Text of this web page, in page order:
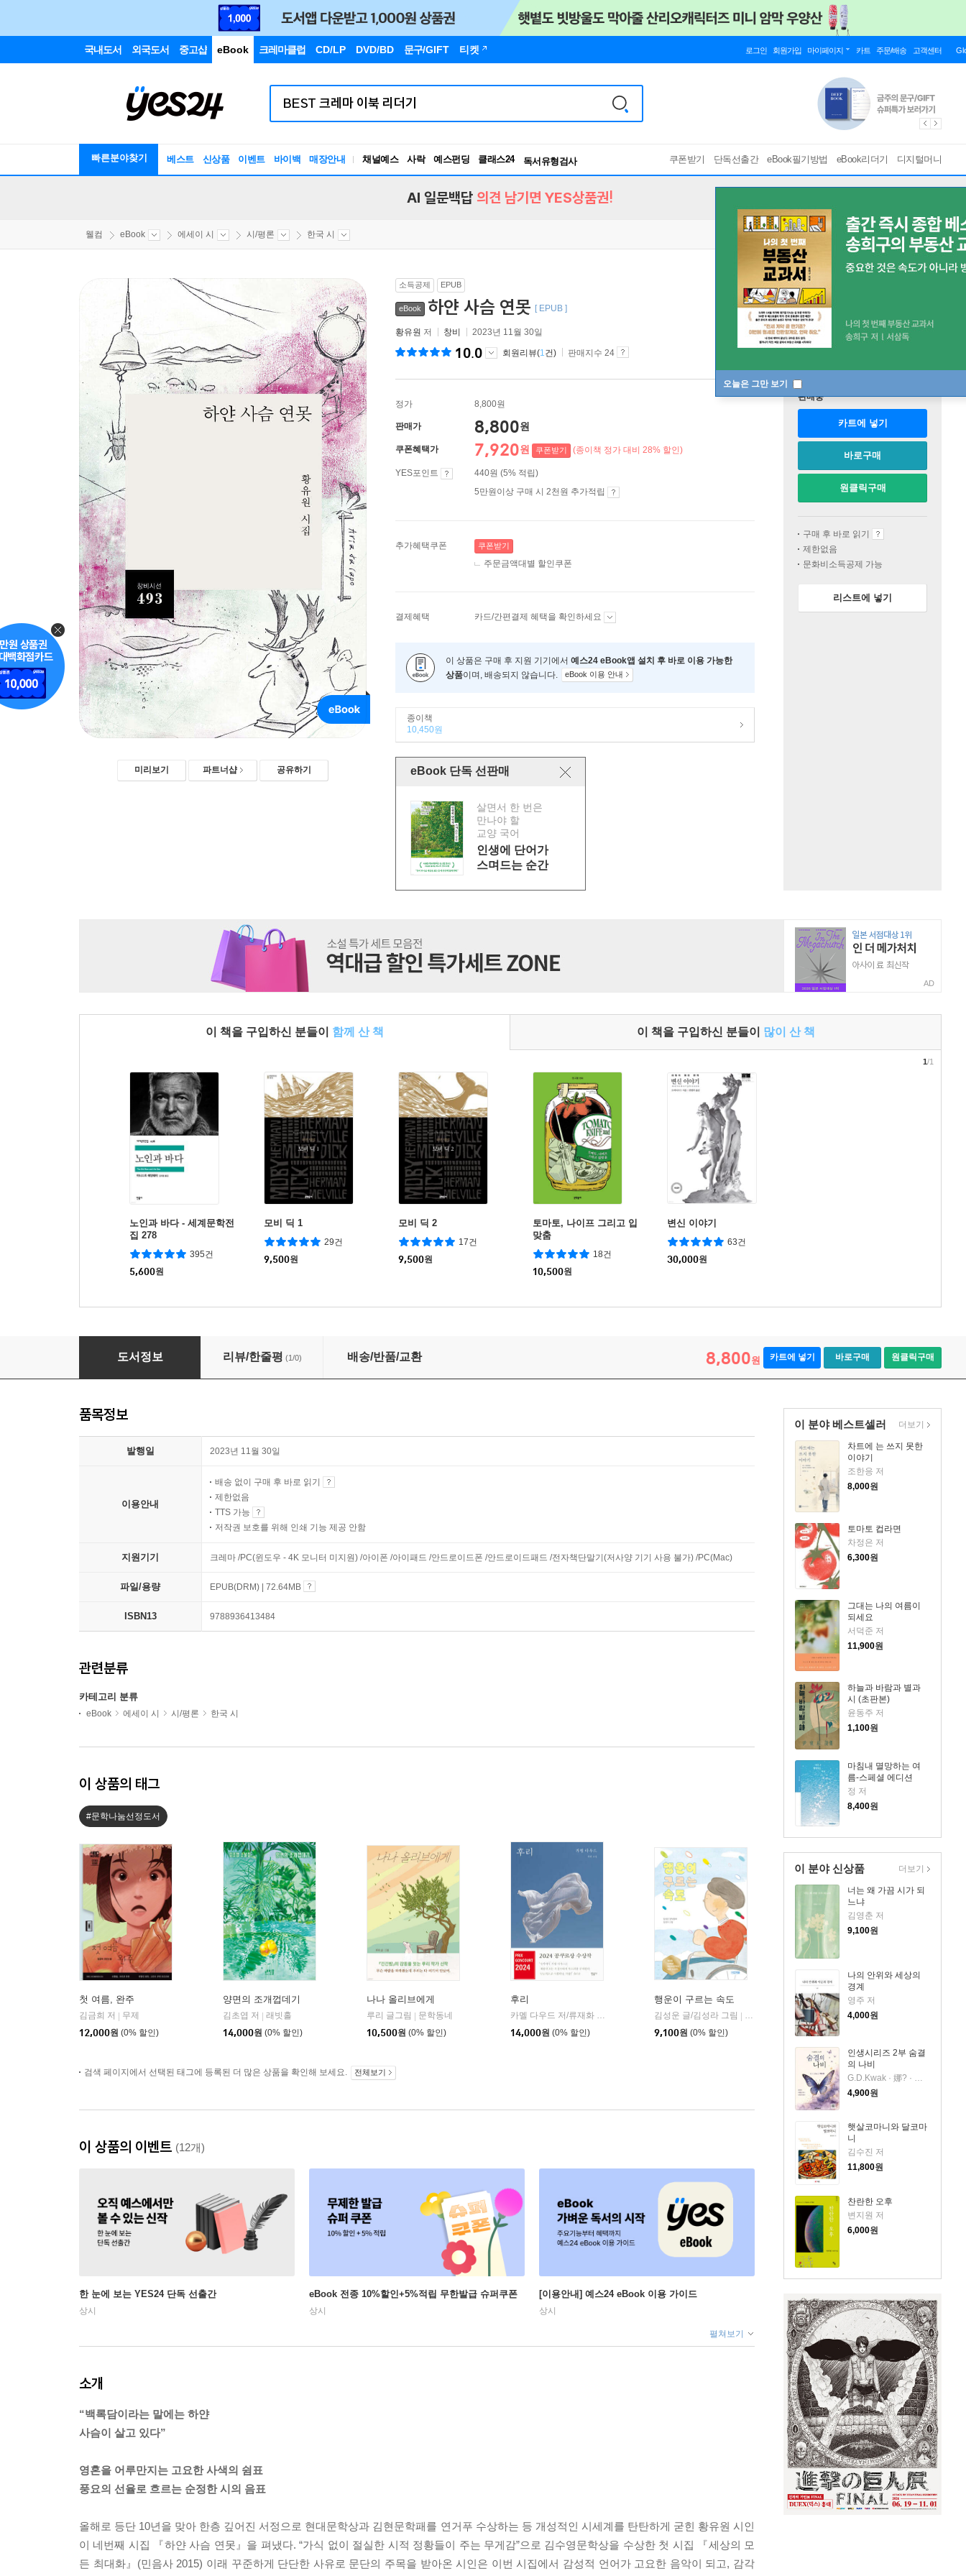
국내도서 외국도서 중고샵 eBook 크레마클럽 CD/LP DVD/BD 문구/GIFT 티켓 로그인 회원가입 마이페이지 카트 주문/배송 고객센터
빠른분야찾기 베스트 신상품 이벤트 바이백 매장안내 채널예스 사락 예스펀딩 클래스24
독서유형검사
RBTI Lab
쿠폰받기 단독선출간 eBook필기방법 eBook리더기 디지털머니
오늘은 그만 보기
AI 일문백답 의견 남기면 YES상품권!
웰컴 eBook 에세이 시 시/평론 한국 시
미리보기 파트너샵 공유하기
소득공제 EPUB
eBook 하얀 사슴 연못 [ EPUB ]
황유원 저 창비 2023년 11월 30일
10.0 회원리뷰(1건) 판매지수 24
정가 8,800원
판매가 8,800원
쿠폰혜택가 7,920원 쿠폰받기 (종이책 정가 대비 28% 할인)
YES포인트
440원 (5% 적립)
5만원이상 구매 시 2천원 추가적립
추가혜택쿠폰 쿠폰받기
주문금액대별 할인쿠폰
결제혜택 카드/간편결제 혜택을 확인하세요
이 상품은 구매 후 지원 기기에서 예스24 eBook앱 설치 후 바로 이용 가능한
상품이며, 배송되지 않습니다. eBook 이용 안내
종이책
10,450원
eBook 단독 선판매
살면서 한 번은
만나야 할
교양 국어
인생에 단어가
스며드는 순간
판매중
카트에 넣기
바로구매
원클릭구매
구매 후 바로 읽기
제한없음
문화비소득공제 가능
리스트에 넣기
AD
이 책을 구입하신 분들이 함께 산 책 이 책을 구입하신 분들이 많이 산 책
노인과 바다 - 세계문학전
집 278
395건
5,600원
모비 딕 1
29건
9,500원
모비 딕 2
17건
9,500원
토마토, 나이프 그리고 입
맞춤
18건
10,500원
변신 이야기
63건
30,000원
1/1
하얀 사슴 연못
도서정보 리뷰/한줄평 (1/0) 배송/반품/교환 8,800원 카트에 넣기 바로구매 원클릭구매
이 분야 베스트셀러
차트에 는 쓰지 못한
이야기
조한응 저
8,000원
토마토 컵라면
차정은 저
6,300원
그대는 나의 여름이
되세요
서덕준 저
11,900원
하늘과 바람과 별과
시 (초판본)
윤동주 저
1,100원
마침내 멸망하는 여
름-스페셜 에디션
정 저
8,400원
더보기
이 분야 신상품
너는 왜 가끔 시가 되
느냐
김영춘 저
9,100원
나의 안위와 세상의
경계
영주 저
4,000원
인생시리즈 2부 숨결
의 나비
4,900원
햇살코마니와 달코마
니
김수진 저
11,800원
찬란한 오후
변지원 저
6,000원
더보기
품목정보
발행일 2023년 11월 30일
이용안내
배송 없이 구매 후 바로 읽기
제한없음
TTS 가능
저작권 보호를 위해 인쇄 기능 제공 안함
지원기기 크레마 /PC(윈도우 - 4K 모니터 미지원) /아이폰 /아이패드 /안드로이드폰 /안드로이드패드 /전자책단말기(저사양 기기 사용 불가) /PC(Mac)
파일/용량 EPUB(DRM) | 72.64MB
ISBN13 9788936413484
관련분류
카테고리 분류
eBook 에세이 시 시/평론 한국 시
이 상품의 태그
#문학나눔선정도서
첫 여름, 완주
김금희 저 | 무제
12,000원 (0% 할인)
양면의 조개껍데기
김초엽 저 | 래빗홀
14,000원 (0% 할인)
나나 올리브에게
루리 글그림 | 문학동네
10,500원 (0% 할인)
후리
14,000원 (0% 할인)
행운이 구르는 속도
김성운 글/김성라 그림 |
사계절 출판사
9,100원 (0% 할인)
검색 페이지에서 선택된 태그에 등록된 더 많은 상품을 확인해 보세요. 전체보기
이 상품의 이벤트 (12개)
한 눈에 보는 YES24 단독 선출간
상시
eBook 전종 10%할인+5%적립 무한발급 슈퍼쿠폰
상시
[이용안내] 예스24 eBook 이용 가이드
상시
펼쳐보기
소개
“백록담이라는 말에는 하얀
사슴이 살고 있다”
영혼을 어루만지는 고요한 사색의 쉼표
풍요의 선율로 흐르는 순정한 시의 음표
올해로 등단 10년을 맞아 한층 깊어진 서정으로 현대문학상과 김현문학패를 연거푸 수상하는 등 개성적인 시세계를 탄탄하게 굳힌 황유원 시인
이 네번째 시집 『하얀 사슴 연못』을 펴냈다. “가식 없이 절실한 시적 정황들이 주는 무게감”으로 김수영문학상을 수상한 첫 시집 『세상의 모
든 최대화』(민음사 2015) 이래 꾸준하게 단단한 사유로 문단의 주목을 받아온 시인은 이번 시집에서 감성적 언어가 고요한 음악이 되고, 감각